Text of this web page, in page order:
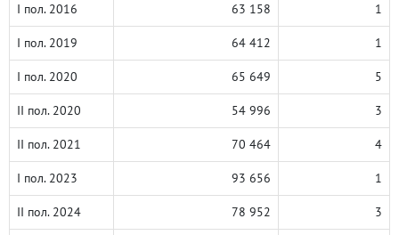
I пол. 2016 63 158 1
I пол. 2019 64 412 1
I пол. 2020 65 649 5
II пол. 2020 54 996 3
II пол. 2021 70 464 4
I пол. 2023 93 656 1
II пол. 2024 78 952 3